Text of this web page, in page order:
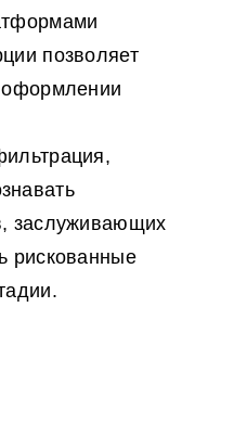
позволяет
оформлении
заслуживающих
рискованные